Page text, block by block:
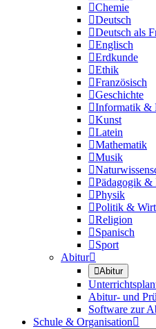
Chemie
Deutsch
Deutsch als
Englisch
Erdkunde
Ethik
Französisch
Geschichte
Informatik &
Kunst
Latein
Mathematik
Musik

Pädagogik &
Physik
Politik &
Religion
Spanisch
Sport
Abitur
Abitur
Abitur- und
Software zur
Schule & Organisation